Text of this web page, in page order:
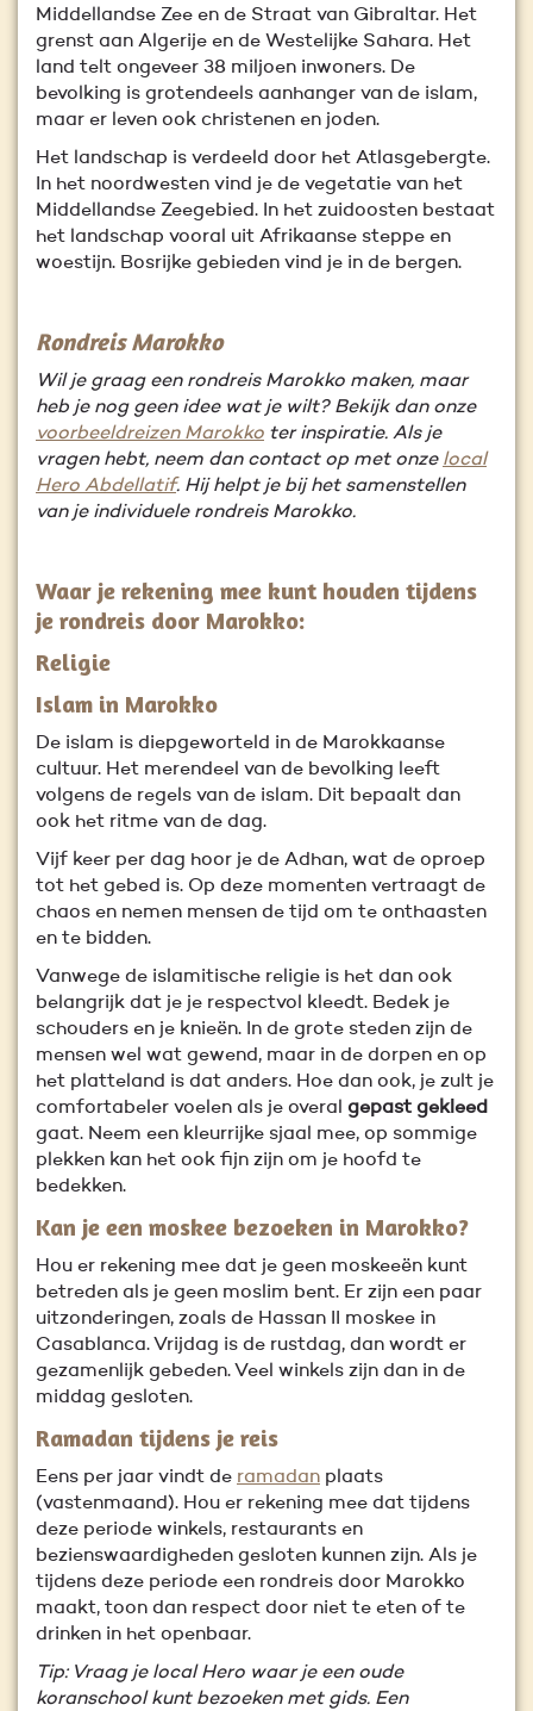
Middellandse Zee en de Straat van Gibraltar. Het
grenst aan Algerije en de Westelijke Sahara. Het
land telt ongeveer 38 miljoen inwoners. De
bevolking is grotendeels aanhanger van de islam,
maar er leven ook christenen en joden.
Het landschap is verdeeld door het Atlasgebergte.
In het noordwesten vind je de vegetatie van het
Middellandse Zeegebied. In het zuidoosten bestaat
het landschap vooral uit Afrikaanse steppe en
woestijn. Bosrijke gebieden vind je in de bergen.
Rondreis Marokko
Wil je graag een rondreis Marokko maken, maar
heb je nog geen idee wat je wilt? Bekijk dan onze
voorbeeldreizen Marokko ter inspiratie. Als je
vragen hebt, neem dan contact op met onze local
Hero Abdellatif. Hij helpt je bij het samenstellen
van je individuele rondreis Marokko.
Waar je rekening mee kunt houden tijdens
je rondreis door Marokko:
Religie
Islam in Marokko
De islam is diepgeworteld in de Marokkaanse
cultuur. Het merendeel van de bevolking leeft
volgens de regels van de islam. Dit bepaalt dan
ook het ritme van de dag.
Vijf keer per dag hoor je de Adhan, wat de oproep
tot het gebed is. Op deze momenten vertraagt de
chaos en nemen mensen de tijd om te onthaasten
en te bidden.
Vanwege de islamitische religie is het dan ook
belangrijk dat je je respectvol kleedt. Bedek je
schouders en je knieën. In de grote steden zijn de
mensen wel wat gewend, maar in de dorpen en op
het platteland is dat anders. Hoe dan ook, je zult je
comfortabeler voelen als je overal gepast gekleed
gaat. Neem een kleurrijke sjaal mee, op sommige
plekken kan het ook fijn zijn om je hoofd te
bedekken.
Kan je een moskee bezoeken in Marokko?
Hou er rekening mee dat je geen moskeeën kunt
betreden als je geen moslim bent. Er zijn een paar
uitzonderingen, zoals de Hassan II moskee in
Casablanca. Vrijdag is de rustdag, dan wordt er
gezamenlijk gebeden. Veel winkels zijn dan in de
middag gesloten.
Ramadan tijdens je reis
Eens per jaar vindt de ramadan plaats
(vastenmaand). Hou er rekening mee dat tijdens
deze periode winkels, restaurants en
bezienswaardigheden gesloten kunnen zijn. Als je
tijdens deze periode een rondreis door Marokko
maakt, toon dan respect door niet te eten of te
drinken in het openbaar.
Tip: Vraag je local Hero waar je een oude
koranschool kunt bezoeken met gids. Een